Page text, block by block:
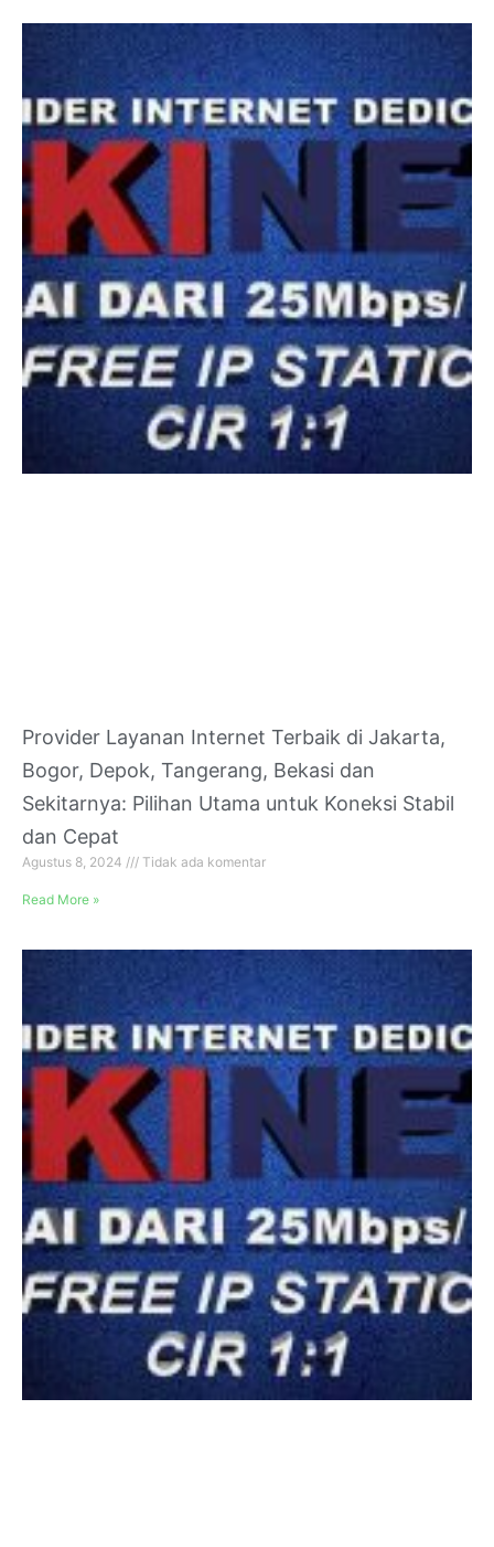
Provider Layanan Internet Terbaik di Jakarta,
Bogor, Depok, Tangerang, Bekasi dan
Sekitarnya: Pilihan Utama untuk Koneksi Stabil
dan Cepat
Agustus 8, 2024 Tidak ada komentar
Read More »